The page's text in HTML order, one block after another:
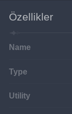
Özellikler
Name
Type
Utility